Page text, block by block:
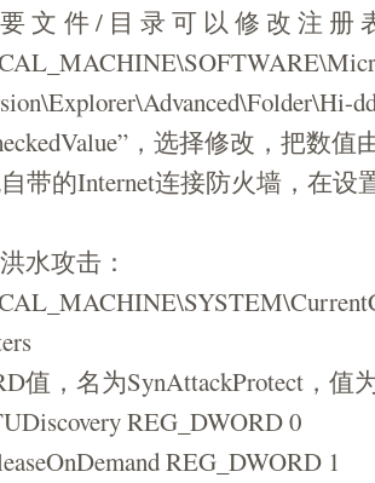
文件/目录可以修改注册
，选择修改，把数值
带的Internet连接防火墙，在设
水攻击：
值，名为SynAttackProtect，值
REG_DWORD 0
REG_DWORD 1